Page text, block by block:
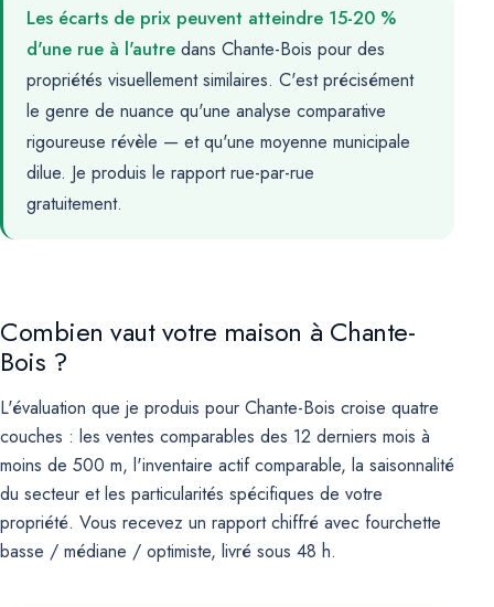
Les écarts de prix peuvent atteindre 15-20 %
d'une rue à l'autredans Chante-Bois pour des
propriétés visuellement similaires. C'est précisément
le genre de nuance qu'une analyse comparative
rigoureuse révèle — et qu'une moyenne municipale
dilue. Je produis le rapport rue-par-rue
gratuitement.
Combien vaut votre maison à Chante-
Bois ?
L'évaluation que je produis pour Chante-Bois croise quatre
couches : les ventes comparables des 12 derniers mois à
moins de 500 m, l'inventaire actif comparable, la saisonnalité
du secteur et les particularités spécifiques de votre
propriété. Vous recevez un rapport chiffré avec fourchette
basse / médiane / optimiste, livré sous 48 h.